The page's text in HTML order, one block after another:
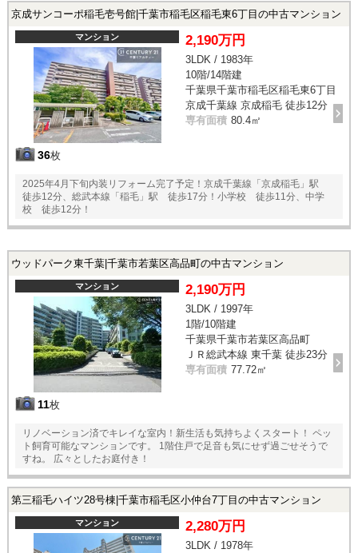
京成サンコーポ稲毛壱号館|千葉市稲毛区稲毛東6丁目の中古マンション
マンション
36枚
2,190万円
3LDK / 1983年
10階/14階建
千葉県千葉市稲毛区稲毛東6丁目
京成千葉線 京成稲毛 徒歩12分
専有面積 80.4㎡
2025年4月下旬内装リフォーム完了予定！京成千葉線「京成稲毛」駅
徒歩12分、総武本線「稲毛」駅 徒歩17分！小学校 徒歩11分、中学
校 徒歩12分！
ウッドパーク東千葉|千葉市若葉区高品町の中古マンション
マンション
11枚
2,190万円
3LDK / 1997年
1階/10階建
千葉県千葉市若葉区高品町
ＪＲ総武本線 東千葉 徒歩23分
専有面積 77.72㎡
リノベーション済でキレイな室内！新生活も気持ちよくスタート！ ペッ
ト飼育可能なマンションです。 1階住戸で足音も気にせず過ごせそうで
すね。 広々としたお庭付き！
第三稲毛ハイツ28号棟|千葉市稲毛区小仲台7丁目の中古マンション
マンション 2,280万円
3LDK / 1978年